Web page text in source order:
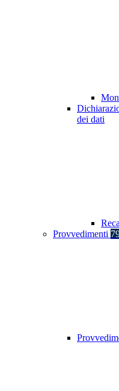
dei dati
Provvedimenti